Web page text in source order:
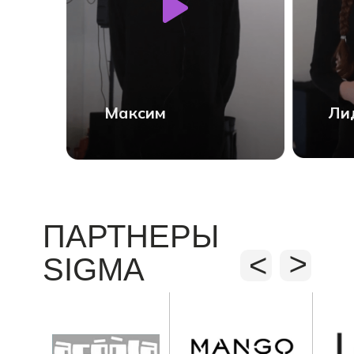
Максим
<
<
ПАРТНЕРЫ
SIGMA
В АРХАНГЕЛЬСКЕ